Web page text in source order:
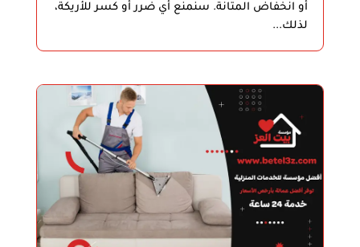
أو انخفاض المتانة. سنمنع أي ضرر أو كسر للأريكة،
لذلك...